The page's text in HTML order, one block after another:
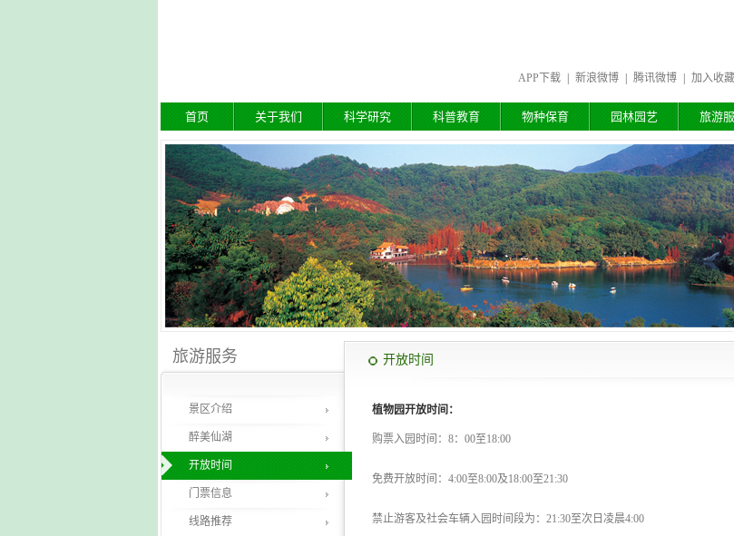
APP下载 新浪微博 腾讯微博 加入收藏
首页 关于我们 科学研究 科普教育 物种保育 园林园艺 旅游
开放时间
植物园开放时间：
购票入园时间：8：00至18:00
免费开放时间：4:00至8:00及18:00至21:30
禁止游客及社会车辆入园时间段为：21:30至次日凌晨4:00
旅游服务
景区介绍
醉美仙湖
开放时间
门票信息
线路推荐